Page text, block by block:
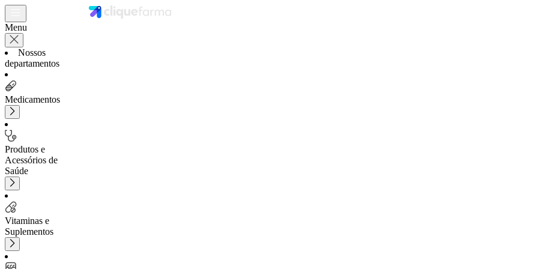
Menu
Nossos
departamentos
Medicamentos
Produtos e
Acessórios de
Saúde
Vitaminas e
Suplementos